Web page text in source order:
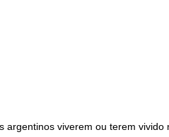
argentinos viverem ou terem vivido